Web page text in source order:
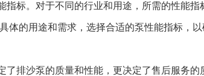
标。对于不同的行业和用途，所需的性能
的用途和需求，选择合适的泵性能指标，
排沙泵的质量和性能，更决定了售后服务